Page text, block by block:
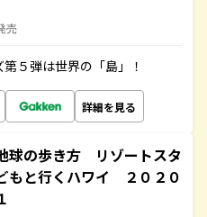
売
５弾は世界の「島」！
詳細を見る
球の歩き方 リゾートスタ
と行くハワイ ２０２０